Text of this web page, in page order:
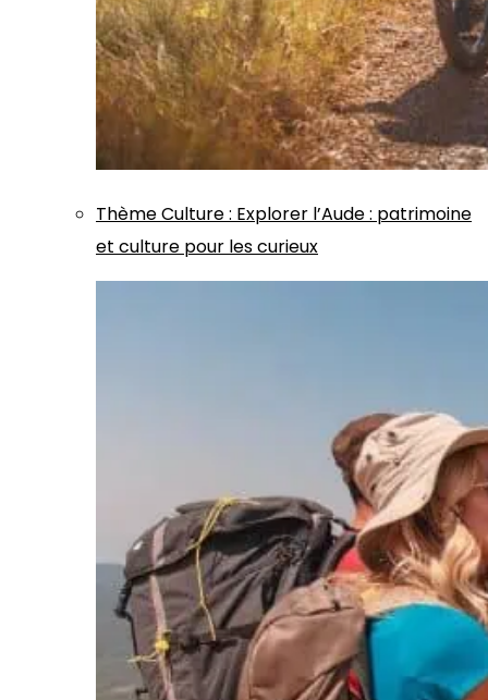
ThèmeCulture: Explorer l’Aude : patrimoine
et culture pour les curieux